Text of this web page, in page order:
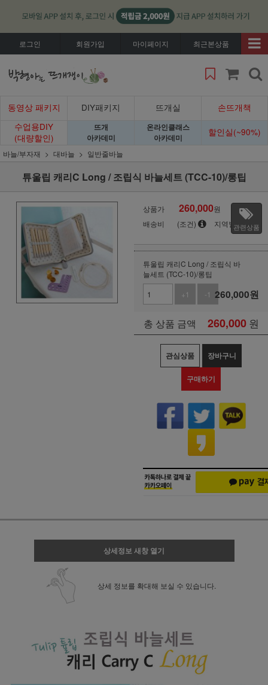
로그인 회원가입 마이페이지 최근본상품
동영상 패키지 DIY패키지 뜨개실
손뜨개책
수업용DIY
(대량할인)
뜨개
아카데미
온라인클래스
아카데미
할인실(~90%)
바늘/부자재 대바늘 일반줄바늘
튜울립 캐리C Long / 조립식 바늘세트 (TCC-10)/롱팁
상품가 260,000원
배송비
(조건) 지역별관련상품
튜울립 캐리C Long / 조립식 바
늘세트 (TCC-10)/롱팁
+1
-1 260,000원
총 상품 금액 260,000 원
관심상품 장바구니
구매하기
상세정보 새창 열기
상세 정보를 확대해 보실 수 있습니다.